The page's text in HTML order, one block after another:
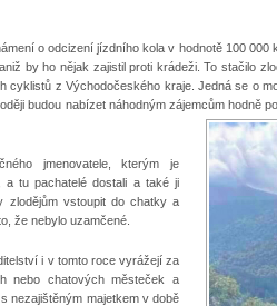
o odcizení jízdního kola v hodnotě 100
by ho nějak zajistil proti krádeži. To stačilo
cyklistů z Východočeského kraje. Jedná se o
budou nabízet náhodným zájemcům hodně
jmenovatele, kterým je
a tu pachatelé dostali a také ji
zlodějům vstoupit do chatky a
že nebylo uzamčené.
i v tomto roce vyrážejí za
nebo chatových městeček a
nezajištěným majetkem v době